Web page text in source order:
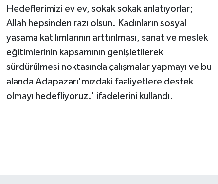
Hedeflerimizi ev ev, sokak sokak anlatıyorlar;
Allah hepsinden razı olsun. Kadınların sosyal
yaşama katılımlarının arttırılması, sanat ve meslek
eğitimlerinin kapsamının genişletilerek
sürdürülmesi noktasında çalışmalar yapmayı ve bu
alanda Adapazarı'mızdaki faaliyetlere destek
olmayı hedefliyoruz.' ifadelerini kullandı.